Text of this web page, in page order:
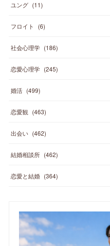
ユング (11)
フロイト (6)
社会心理学 (186)
恋愛心理学 (245)
婚活 (499)
恋愛観 (463)
出会い (462)
結婚相談所 (462)
恋愛と結婚 (364)